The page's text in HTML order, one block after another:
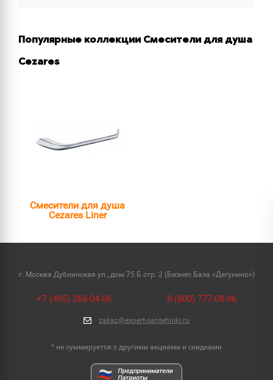
Популярные коллекции Смесители для душа
Cezares
Смесители для душа
Cezares Liner
г. Москва Дубнинская ул., дом 75 Б стр. 2 (Бизнес База «Дегунино»)
+7 (495) 268-04-06 8 (800) 777-08-96
zakaz@expert-santehniki.ru
* не суммируется с другими акциями и скидками